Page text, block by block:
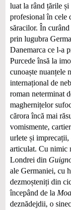
luat la rând țările și
profesional în cele
săracilor. În
prin lugubra
Danemarca ce l-a
Purcede însă la
cunoaște nuanțele
internațional de
roman neterminat
maghernițelor
cărora încă mai
vomismente,
urlete și
articulat. Cu nimic
Londrei din
ale Germaniei, cu
dezmoșteniți din
începând de la
deznădejdii, o